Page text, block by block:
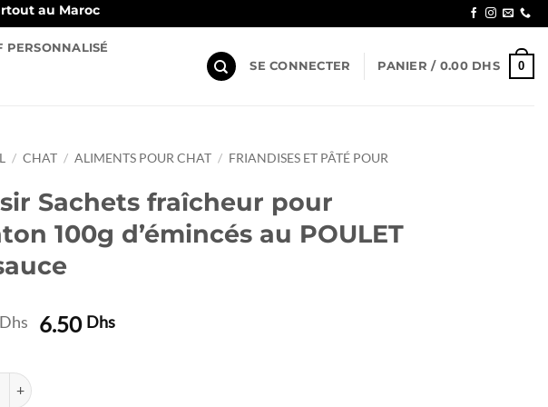
au Maroc
PERSONNALISÉ
SE CONNECTER PANIER / 0.00 DHS 0
/ CHAT / ALIMENTS POUR CHAT / FRIANDISES ET PÂTÉ POUR
Sachets fraîcheur pour
100g d’émincés au POULET
Dhs
Le
6.50 DhsLe
Plaisir Sachets fraîcheur pour Chaton 100g d'émincés au POULET en sauce